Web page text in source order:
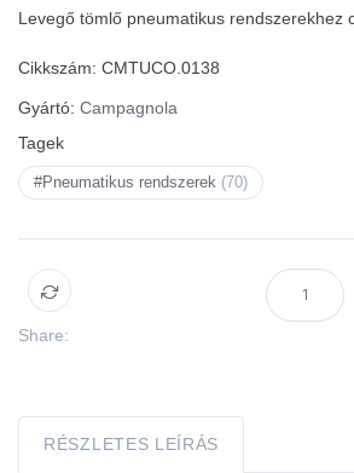
Levegő tömlő pneumatikus rendszerekhez
Cikkszám: CMTUCO.0138
Gyártó: Campagnola
Tagek
#Pneumatikus rendszerek (70)
Share:
RÉSZLETES LEÍRÁS